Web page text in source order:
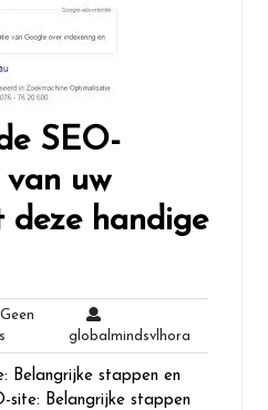
SEO-
van uw
deze handige
reacties
globalmindsvlhora
Belangrijke stappen en
site: Belangrijke stappen